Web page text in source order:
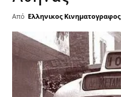
Από Ελληνικος Κινηματογραφος